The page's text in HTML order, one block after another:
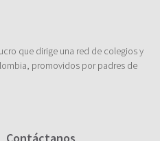
que dirige una red de colegios y
promovidos por padres de
Contáctanos